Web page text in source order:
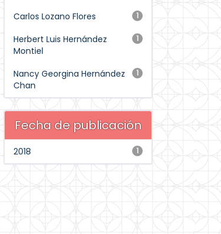
1
Carlos Lozano Flores
1
Herbert Luis Hernández
Montiel
1
Nancy Georgina Hernández
Chan
Fecha de publicación
1
2018